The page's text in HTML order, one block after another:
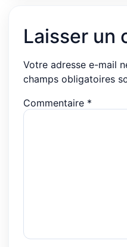
Laisser un
Votre adresse e-mail
champs obligatoires
Commentaire *